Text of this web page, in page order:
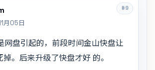
#9
月05日
网盘引起的，前段时间金山快盘让
。后来升级了快盘才好 的。